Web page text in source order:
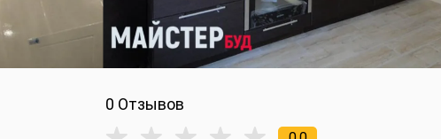
0 Отзывов